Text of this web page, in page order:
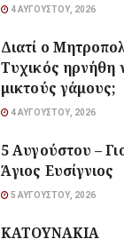
4 ΑΥΓΟΎΣΤΟΥ, 2026
Διατί ο
Τυχικός ηρνήθη
μικτούς γάμους;
4 ΑΥΓΟΎΣΤΟΥ, 2026
5 Αυγούστου –
Άγιος Ευσίγνιος
5 ΑΥΓΟΎΣΤΟΥ, 2026
ΚΑΤΟΥΝΑΚΙΑ